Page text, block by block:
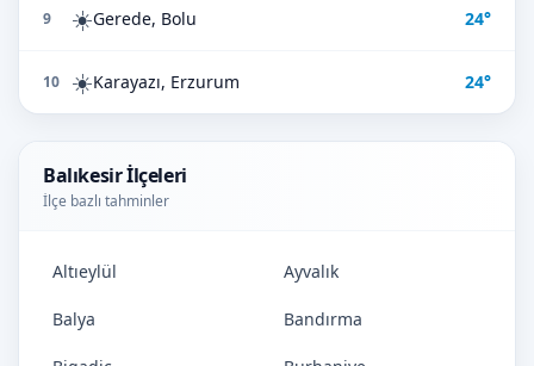
9 ☀️Gerede, Bolu 24°
10 ☀️Karayazı, Erzurum 24°
Balıkesir İlçeleri
İlçe bazlı tahminler
Altıeylül Ayvalık
Balya Bandırma